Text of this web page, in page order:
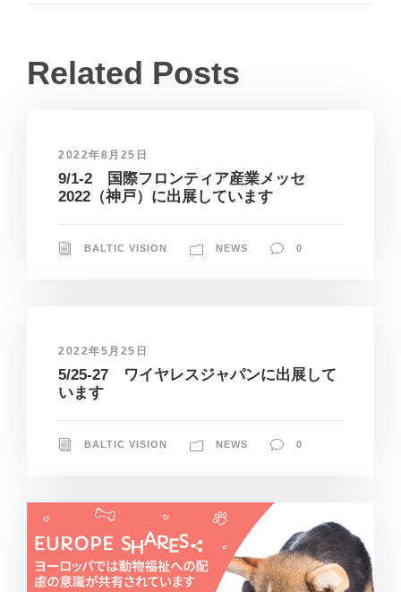
Related Posts
2022年8月25日
9/1-2 国際フロンティア産業メッセ
2022（神戸）に出展しています
BALTIC VISION NEWS 0
2022年5月25日
5/25-27 ワイヤレスジャパンに出展して
います
BALTIC VISION NEWS 0